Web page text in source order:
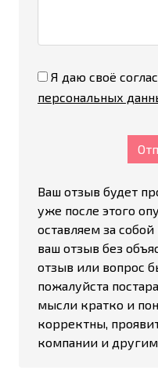
Я даю своё
персональных
Ваш отзыв будет
уже после этого
оставляем за
ваш отзыв без
отзыв или вопрос
пожалуйста
мысли кратко и
корректны,
компании и другим